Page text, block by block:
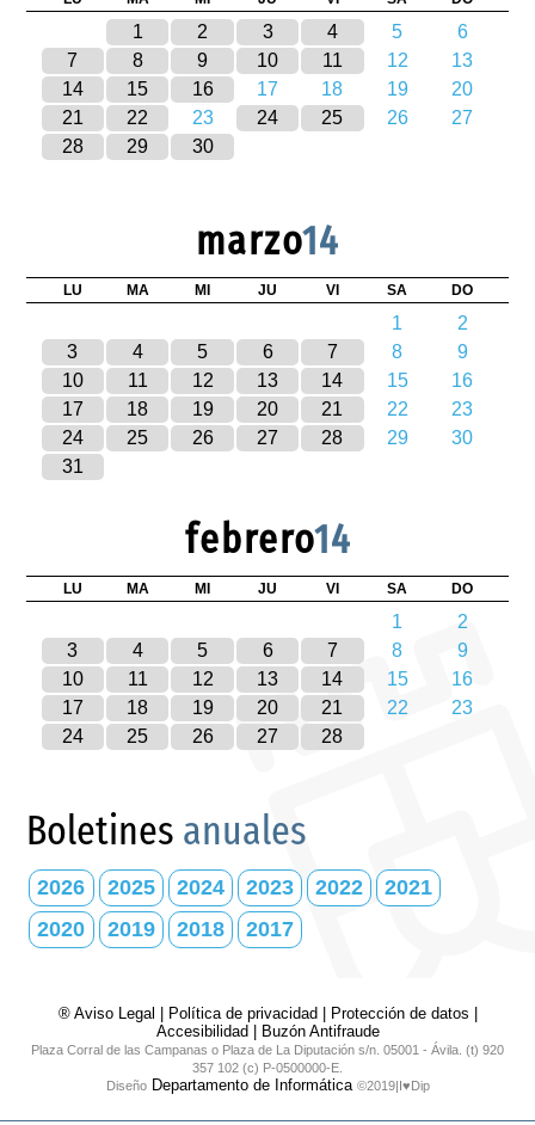
1 2 3 4 5
6
7
8 9 10 11 12
13
14
15 16 17 18 19
20
21
22 23 24 25 26
27
28
29 30
marzo14
LU MA MI JU VI SA DO
1
2
3
4 5 6 7 8
9
10
11 12 13 14 15
16
17
18 19 20 21 22
23
24
25 26 27 28 29
30
31
febrero14
LU MA MI JU VI SA DO
1
2
3
4 5 6 7 8
9
10
11 12 13 14 15
16
17
18 19 20 21 22
23
24
25 26 27 28
Boletines anuales
2026 2025 2024 2023 2022
2021
2020
2019 2018 2017
® Aviso Legal Política de privacidad Protección de datos
Accesibilidad
Buzón Antifraude
Plaza Corral de las Campanas o Plaza de La Diputación s/n. 05001 - Ávila. (t) 920
357 102 (c) P-0500000-E.
DiseñoDepartamento de Informática ©2019|I♥Dip